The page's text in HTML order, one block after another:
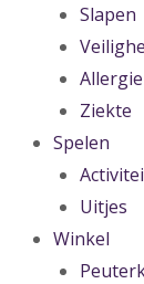
Slapen
Allergie
Ziekte
Spelen
Uitjes
Winkel